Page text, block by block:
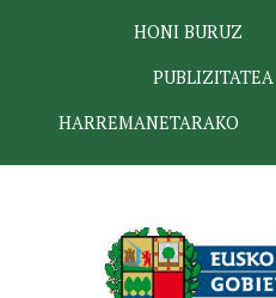
HONI BURUZ
PUBLIZITATEA
HARREMANETARAKO